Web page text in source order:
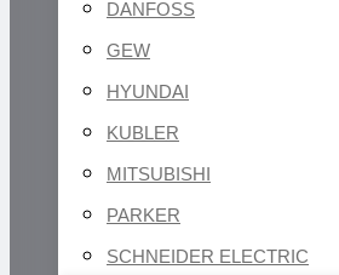
DANFOSS
GEW
HYUNDAI
KUBLER
MITSUBISHI
PARKER
SCHNEIDER ELECTRIC